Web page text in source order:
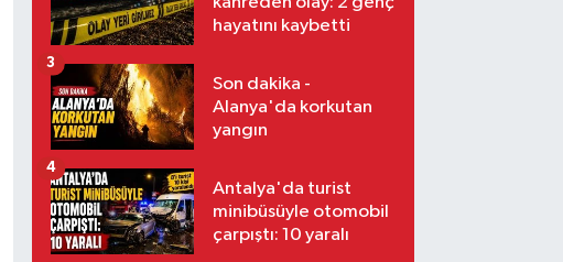
hayatını kaybetti
Son dakika -
Alanya'da korkutan
yangın
3
Antalya'da turist
minibüsüyle otomobil
çarpıştı: 10 yaralı
4